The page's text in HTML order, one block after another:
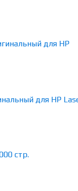
для HP